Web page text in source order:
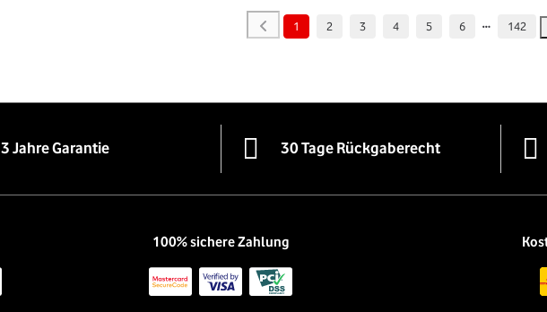
1 2 3 4 5 6 142
3 Jahre Garantie 30 Tage Rückgaberecht
100% sichere Zahlung